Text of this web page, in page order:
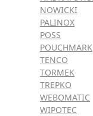
NOWICKI
PALINOX
POSS
POUCHMARK
TENCO
TORMEK
TREPKO
WEBOMATIC
WIPOTEC